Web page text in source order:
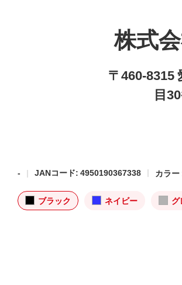
株式
〒460-8315
目
- JANコード: 4950190367338 カラー
ブラック ネイビー